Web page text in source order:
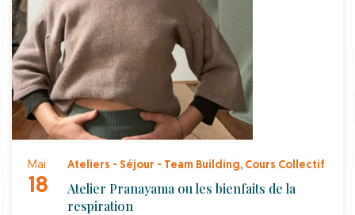
Mai
18
Ateliers - Séjour - Team Building, Cours Collectif
Atelier Pranayama ou les bienfaits de la
respiration